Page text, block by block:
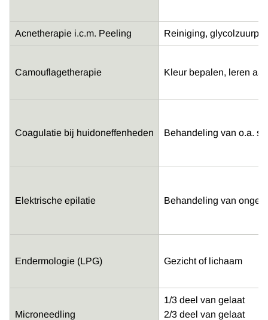
Acnetherapie i.c.m. Peeling Reiniging,
Camouflagetherapie Kleur bepalen, leren
Coagulatie bij huidoneffenheden Behandeling van o.a.
Elektrische epilatie Behandeling van
Endermologie (LPG) Gezicht of lichaam
Microneedling
1/3 deel van gelaat
2/3 deel van gelaat